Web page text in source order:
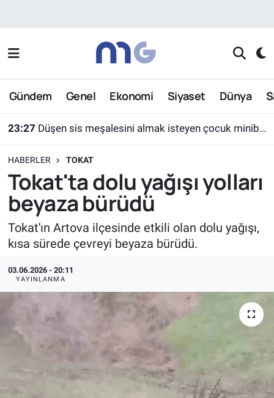
Gündem Genel Ekonomi Siyaset Dünya
23:27 Düşen sis meşalesini almak isteyen çocuk minibüsün altında kaldı
HABERLER TOKAT
Tokat'ta dolu yağışı yolları
beyaza bürüdü
Tokat'ın Artova ilçesinde etkili olan dolu yağışı,
kısa sürede çevreyi beyaza bürüdü.
03.06.2026 - 20:11
YAYINLANMA
Nöbetçi Eczaneler
Hava Durumu
Süper Lig Puan Durumu ve Fikstür
Tüm Manşetler
Son Dakika Haberleri
Haber Arşivi